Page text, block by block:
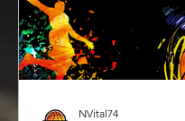
NVital74